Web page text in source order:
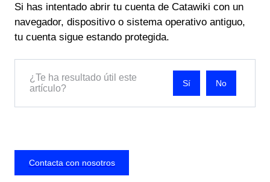
Si has intentado abrir tu cuenta de Catawiki con un
navegador, dispositivo o sistema operativo antiguo,
tu cuenta sigue estando protegida.
¿Te ha resultado útil este
artículo?
No
Contacta con nosotros